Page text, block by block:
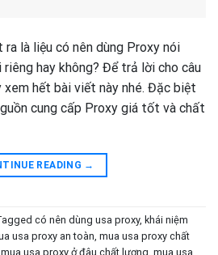
là liệu có nên dùng Proxy nói
riêng hay không? Để trả lời cho câu
xem hết bài viết này nhé. Đặc biệt
cung cấp Proxy giá tốt và chất
READING →
có nên dùng usa proxy, khái niệm
usa proxy an toàn, mua usa proxy chất
mua usa proxy ở đâu chất lượng, mua usa